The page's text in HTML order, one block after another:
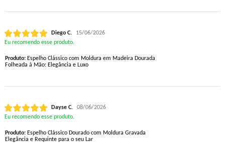
Diego C.
15/06/2026
Eu recomendo esse produto.
Produto:Espelho Clássico com Moldura em Madeira Dourada
Folheada à Mão: Elegância e Luxo
Dayse C.
08/06/2026
Eu recomendo esse produto.
Produto:Espelho Clássico Dourado com Moldura Gravada
Elegância e Requinte para o seu Lar